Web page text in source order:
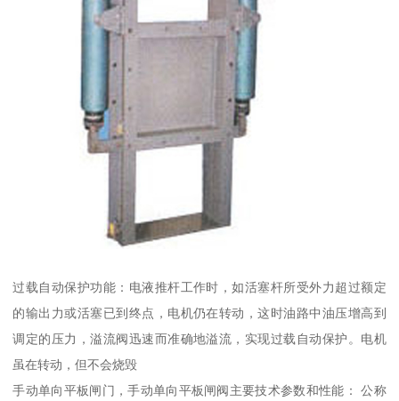
过载自动保护功能：电液推杆工作时，如活塞杆所受外力超过额定
的输出力或活塞已到终点，电机仍在转动，这时油路中油压增高到
调定的压力，溢流阀迅速而准确地溢流，实现过载自动保护。电机
虽在转动，但不会烧毁
手动单向平板闸门，手动单向平板闸阀主要技术参数和性能： 公称